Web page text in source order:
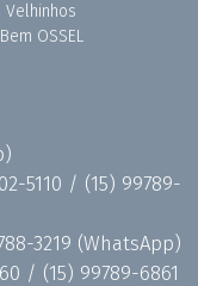
Velhinhos
OSSEL
5110 / (15) 99789-
3219 (WhatsApp)
/ (15) 99789-6861